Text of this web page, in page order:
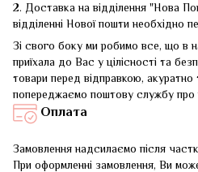
2. Доставка на відділення "Нова
відділенні Нової пошти необхідно
Зі свого боку ми робимо все, що в
приїхала до Вас у цілісності та
товари перед відправкою, акуратно
попереджаємо поштову службу про
Оплата
Замовлення надсилаємо після
При оформленні замовлення, Ви